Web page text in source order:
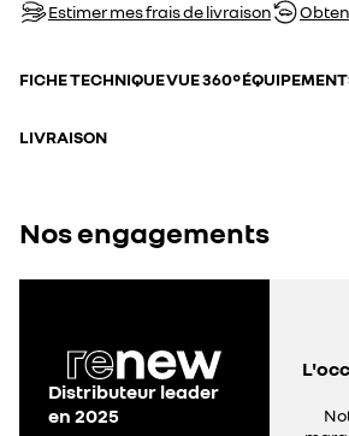
Estimer mes frais de livraison
FICHE TECHNIQUEVUE 360°
LIVRAISON
Nos engagements
Distributeur leader
en 2025